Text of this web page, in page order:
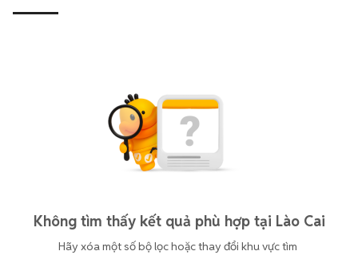
Không tìm thấy kết quả phù hợp tại Lào Cai
Hãy xóa một số bộ lọc hoặc thay đổi khu vực tìm